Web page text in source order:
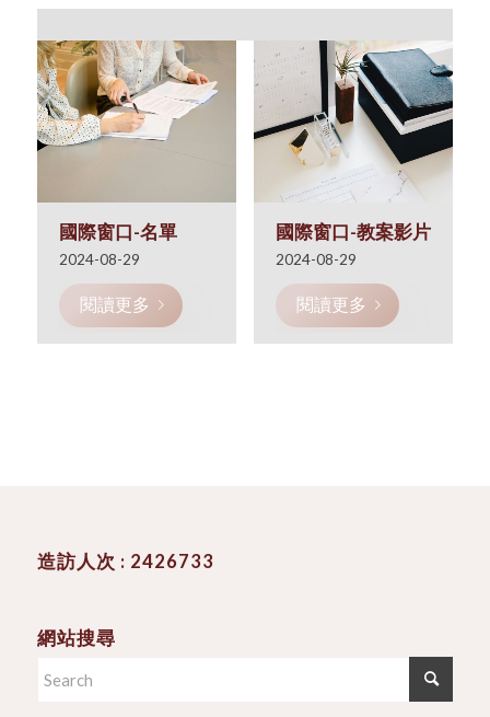
國際窗口-名單
2024-08-29
閱讀更多
國際窗口-教案影片
2024-08-29
閱讀更多
造訪人次 : 2426733
網站搜尋